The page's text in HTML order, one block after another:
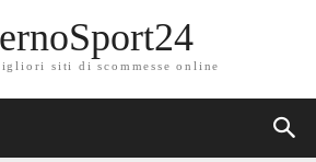
siti di scommesse online